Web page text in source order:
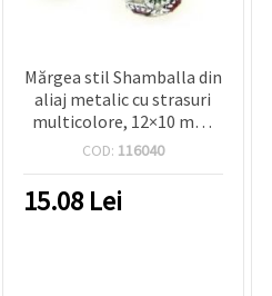
Mărgea stil Shamballa din
aliaj metalic cu strasuri
multicolore, 12×10 mm,
gaură mare 4 mm – bilă
macrame și charmuri
europene, culori asortate
COD: 116040
15.08 Lei